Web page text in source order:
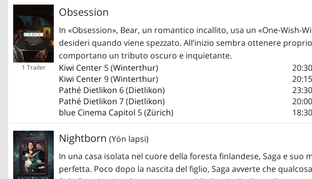
1 Trailer
Obsession
In «Obsession», Bear, un romantico incallito, usa un «One-Wish-
desideri quando viene spezzato. All’inizio sembra ottenere
comportano un tributo oscuro e inquietante.
Kiwi Center 5 (Winterthur) 20:30
Kiwi Center9 (Winterthur) 20:15
Pathé Dietlikon 6 (Dietlikon) 23:30
Pathé Dietlikon 7 (Dietlikon) 20:00
blue Cinema Capitol 5 (Zürich) 18:30
Nightborn (Yön lapsi)
In una casa isolata nel cuore della foresta finlandese, Saga e
perfetta. Poco dopo la nascita del figlio, Saga avverte che